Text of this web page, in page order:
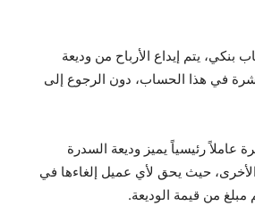
بنكي، يتم إيداع الأرباح من وديعة
في هذا الحساب، دون الرجوع إلى
عاملاً رئيسياً يميز وديعة السدرة
الأخرى، حيث يحق لأي عميل إلغاءها في
من قيمة الوديعة.